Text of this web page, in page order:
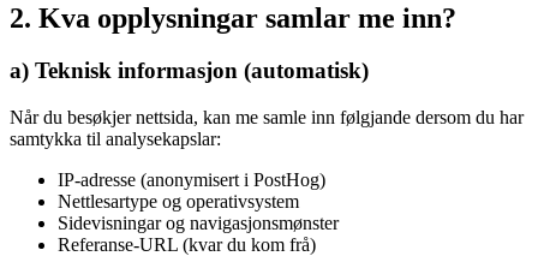
2. Kva opplysningar samlar me inn?
a) Teknisk informasjon (automatisk)
Når du besøkjer nettsida, kan me samle inn følgjande dersom du har
samtykka til analysekapslar:
IP-adresse (anonymisert i PostHog)
Nettlesartype og operativsystem
Sidevisningar og navigasjonsmønster
Referanse-URL (kvar du kom frå)